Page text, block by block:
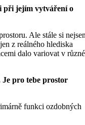
při jejím vytváření o
Ale stále si
z reálného hlediska
dalo variovat v
Je pro tebe prostor
funkci ozdobných